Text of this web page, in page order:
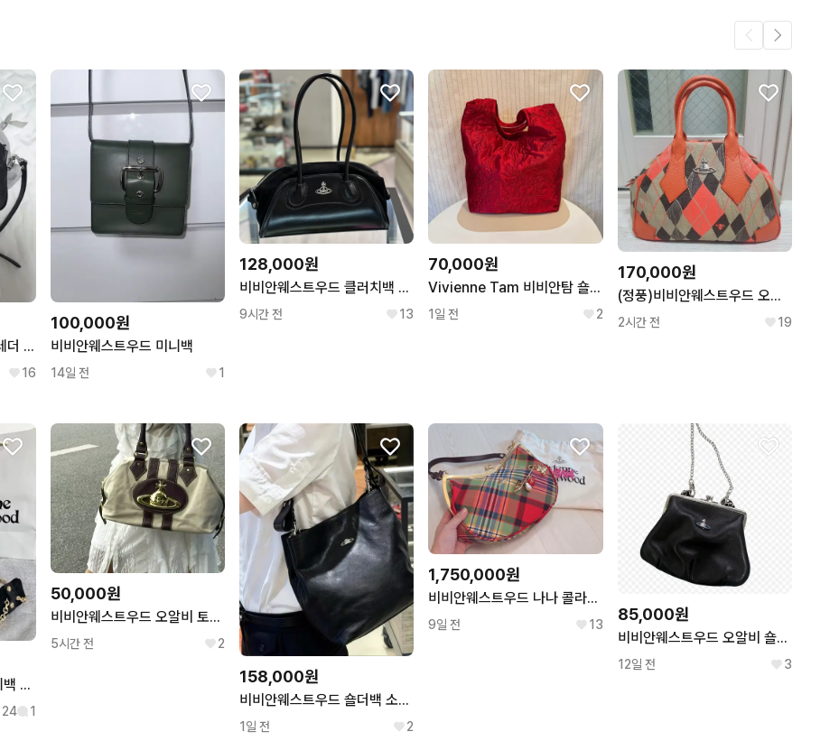
비비안웨스트우드 블랙 레더 크로스백
16
100,000원
비비안웨스트우드 미니백
14일 전 1
128,000원
비비안웨스트우드 클러치백 숄더백 은장 로고 블랙
9시간 전 13
70,000원
Vivienne Tam 비비안탐 숄더백
1일 전 2
170,000원
(정풍)비비안웨스트우드 오렌지 아가일 토트백
2시간 전 19
비비안웨스트우드 클러치백 숄더백 블랙
24 1
50,000원
비비안웨스트우드 오알비 토트백 베이지
5시간 전 2
158,000원
비비안웨스트우드 숄더백 소가죽백 숄더백 신상가방
1일 전 2
1,750,000원
비비안웨스트우드 나나 콜라보백 (Nana Charm Frame Bag)
9일 전 13
85,000원
비비안웨스트우드 오알비 숄더백 블랙
12일 전 3